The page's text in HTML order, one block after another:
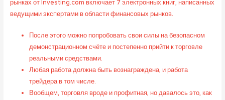
рынках от Investing.com включает 7 электронных книг, написанных
ведущими экспертами в области финансовых рынков.
После этого можно попробовать свои силы на безопасном
демонстрационном счёте и постепенно прийти к торговле
реальными средствами.
Любая работа должна быть вознаграждена, и работа
трейдера в том числе.
Вообщем, торговля вроде и профитная, но давалось это, как